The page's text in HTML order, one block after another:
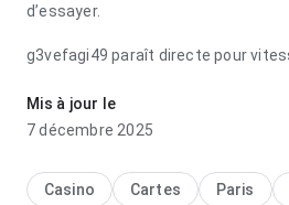
d’essayer.
g3vefagi49 paraît directe pour
surchargée. Cet équilibre donne
Mis à jour le
7 décembre 2025
Casino Cartes Paris